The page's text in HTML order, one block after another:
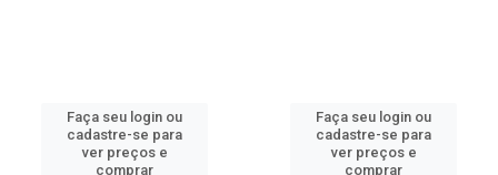
Faça seu login ou
cadastre-se para
ver preços e
comprar
Faça seu login ou
cadastre-se para
ver preços e
comprar